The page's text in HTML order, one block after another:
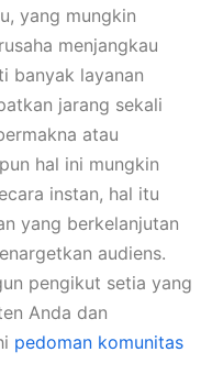
yang mungkin
menjangkau
banyak layanan
jarang sekali
atau
hal ini mungkin
instan, hal itu
yang berkelanjutan
audiens.
pengikut setia yang
Anda dan
pedoman komunitas